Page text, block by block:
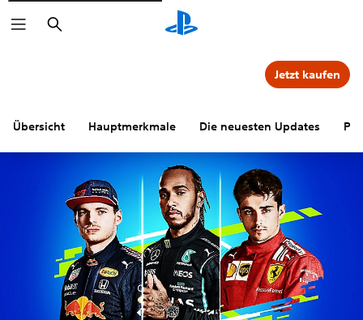
Suchen
Übersicht Hauptmerkmale Die neuesten Updates
Jetzt kaufen